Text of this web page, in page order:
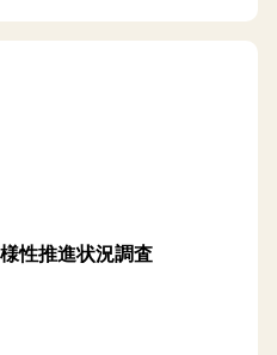
性推進状況調査